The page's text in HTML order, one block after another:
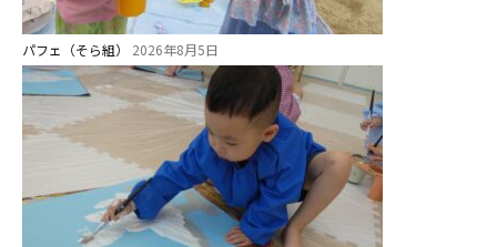
パフェ（そら組） 2026年8月5日